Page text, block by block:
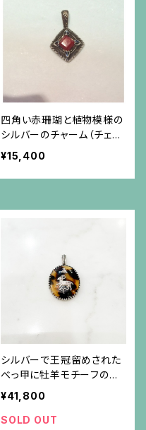
四角い赤珊瑚と植物模様の
シルバーのチャーム（チェー
ン別）
¥15,400
シルバーで王冠留めされた
べっ甲に牡羊モチーフのペ
ンダント（チェーン別）
¥41,800
SOLD OUT